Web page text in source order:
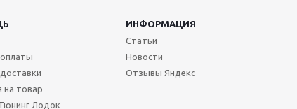
ИНФОРМАЦИЯ
на товар
Лодок
Статьи
Новости
Отзывы Яндекс